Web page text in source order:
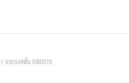
ขวดรองพื้น GB0015